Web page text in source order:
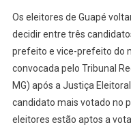
Os eleitores de Guapé
decidir entre três
prefeito e vice-prefeito do
convocada pelo Tribunal
MG) após a Justiça
candidato mais votado no
eleitores estão aptos a